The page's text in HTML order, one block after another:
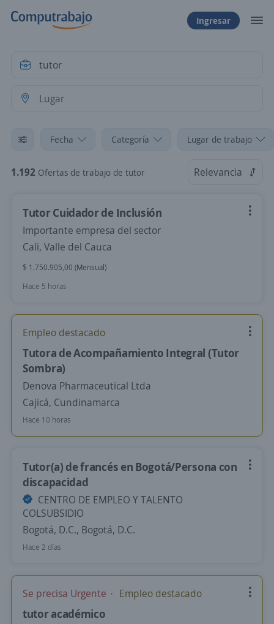
Ingresar
Fecha Categoría Lugar de trabajo
1.192 Ofertas de trabajo de tutor Relevancia
Tutor Cuidador de Inclusión
Importante empresa del sector
Cali, Valle del Cauca
$ 1.750.905,00 (Mensual)
Hace 5 horas
Empleo destacado
Tutora de Acompañamiento Integral (Tutor
Sombra)
Denova Pharmaceutical Ltda
Cajicá, Cundinamarca
Hace 10 horas
Tutor(a) de francés en Bogotá/Persona con
discapacidad
CENTRO DE EMPLEO Y TALENTO
COLSUBSIDIO
Bogotá, D.C., Bogotá, D.C.
Hace 2 días
Se precisa Urgente Empleo destacado
tutor académico